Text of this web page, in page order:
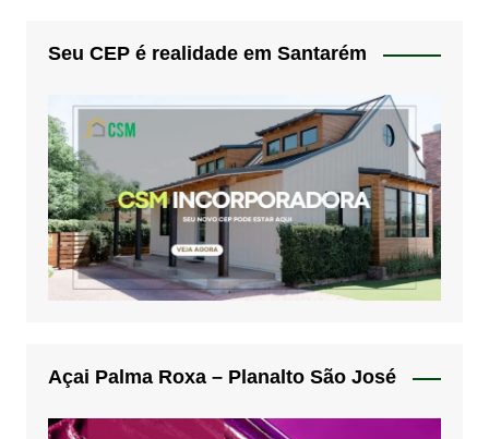
Seu CEP é realidade em Santarém
Açai Palma Roxa – Planalto São José